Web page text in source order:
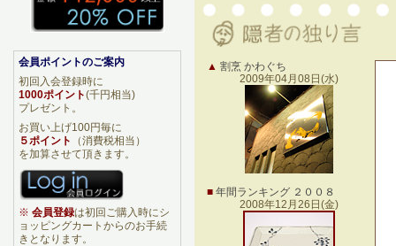
▲ 割烹 かわぐち
2009年04月08日(水)
■ 年間ランキング ２００８
2008年12月26日(金)
会員ポイントのご案内
初回入会登録時に
1000ポイント(千円相当)
プレゼント。
お買い上げ100円毎に
５ポイント
（消費税相当）
を加算させて頂きます。
※ 会員登録は初回ご購入時にシ
ョッピングカートからのお手続
きとなります。